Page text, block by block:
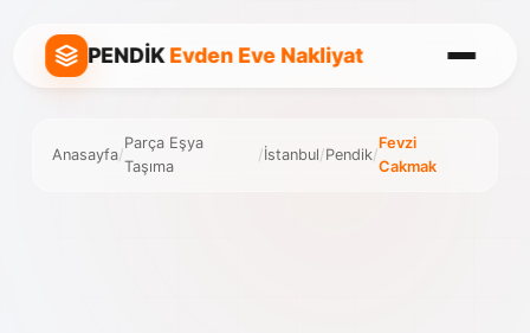
PENDİKEvden Eve Nakliyat
Anasayfa/
Parça Eşya
Taşıma
/İstanbul/Pendik/
Fevzi
Cakmak